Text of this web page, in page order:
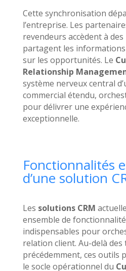
Cette synchronisation
l’entreprise. Les
revendeurs accèdent à
partagent les
sur les opportunités. Le
Relationship
système nerveux central
commercial étendu,
pour délivrer une
exceptionnelle.
Fonctionnalités
d’une solution
Les solutions CRM
ensemble de
indispensables pour
relation client. Au-delà
précédemment, ces outils
le socle opérationnel du